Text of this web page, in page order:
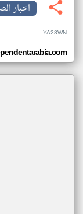
اخبار
YA28WN